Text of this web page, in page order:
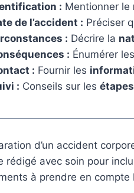
: Mentionner le
de l’accident : Préciser
: Décrire la
: Énumérer les
: Fournir les
: Conseils sur les
d’un accident
rédigé avec soin pour
à prendre en